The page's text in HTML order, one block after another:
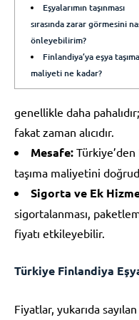
Eşyalarımın taşınması
sırasında zarar görmesini
önleyebilirim?
Finlandiya’ya eşya taşıma
maliyeti ne kadar?
genellikle daha
fakat zaman alıcıdır.
Mesafe: Türkiye’den
taşıma maliyetini
Sigorta ve Ek
sigortalanması,
fiyatı etkileyebilir.
Türkiye Finlandiya
Fiyatlar, yukarıda